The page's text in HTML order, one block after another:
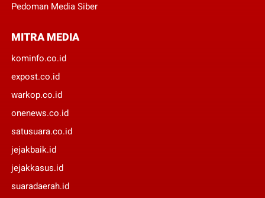
Pedoman Media Siber
MITRA MEDIA
kominfo.co.id
expost.co.id
warkop.co.id
onenews.co.id
satusuara.co.id
jejakbaik.id
jejakkasus.id
suaradaerah.id